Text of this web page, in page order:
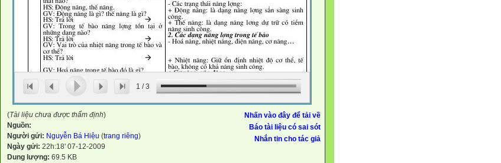
1 /3
Nhấn vào đây để tải về
Báo tài liệu có sai sót
Nhắn tin cho tác giả
(Tài liệu chưa được thẩm định)
Nguồn:
Người gửi: Nguyễn Bá Hiệu (trang riêng)
Ngày gửi: 22h:18' 07-12-2009
Dung lượng: 69.5 KB